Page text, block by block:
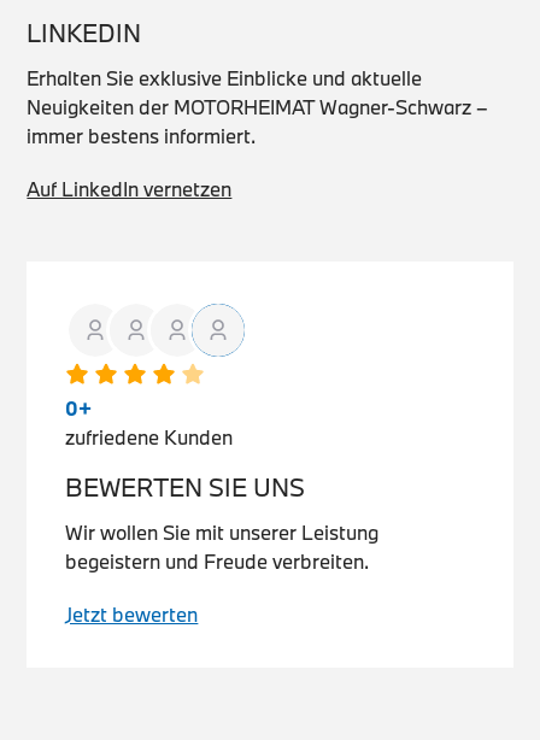
LINKEDIN
Erhalten Sie exklusive Einblicke und aktuelle
Neuigkeiten der MOTORHEIMAT Wagner-Schwarz –
immer bestens informiert.
Auf LinkedIn vernetzen
0+
zufriedene Kunden
BEWERTEN SIE UNS
Wir wollen Sie mit unserer Leistung
begeistern und Freude verbreiten.
Jetzt bewerten